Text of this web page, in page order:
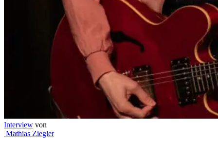
Interview von
Mathias Ziegler